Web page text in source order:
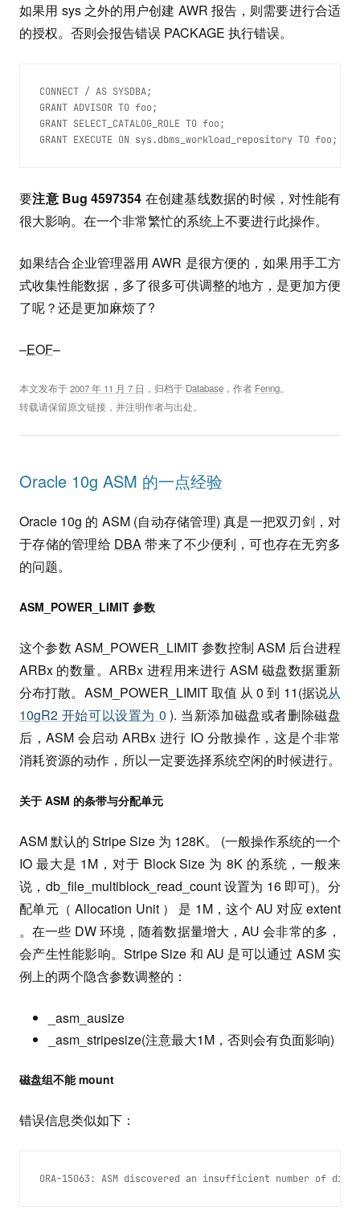
如果用 sys 之外的用户创建 AWR 报告，则需要进行合适
的授权。否则会报告错误 PACKAGE 执行错误。
CONNECT / AS SYSDBA;
GRANT ADVISOR TO foo;
GRANT SELECT_CATALOG_ROLE TO foo;
GRANT EXECUTE ON sys.dbms_workload_repository TO foo;
要注意 Bug 4597354 在创建基线数据的时候，对性能有
很大影响。在一个非常繁忙的系统上不要进行此操作。
如果结合企业管理器用 AWR 是很方便的，如果用手工方
式收集性能数据，多了很多可供调整的地方，是更加方便
了呢？还是更加麻烦了?
–EOF–
本文发布于2007 年 11 月 7 日 ，归档于 Database ，作者 Fenng。
转载请保留原文链接，并注明作者与出处。
Oracle 10g ASM 的一点经验
Oracle 10g 的 ASM (自动存储管理) 真是一把双刃剑，对
于存储的管理给 DBA带来了不少便利，可也存在无穷多
的问题。
ASM_POWER_LIMIT 参数
这个参数 ASM_POWER_LIMIT 参数控制 ASM 后台进程
ARBx 的数量。ARBx 进程用来进行 ASM 磁盘数据重新
分布打散。ASM_POWER_LIMIT 取值 从 0 到 11(据说从
10gR2 开始可以设置为 0 ). 当新添加磁盘或者删除磁盘
后，ASM 会启动 ARBx 进行 IO 分散操作，这是个非常
消耗资源的动作，所以一定要选择系统空闲的时候进行。
关于 ASM 的条带与分配单元
ASM 默认的 Stripe Size 为 128K。 (一般操作系统的一个
IO 最大是 1M，对于 Block Size 为 8K 的系统，一般来
说，db_file_multiblock_read_count 设置为 16 即可)。分
配单元（ Allocation Unit ） 是 1M，这个 AU 对应 extent
。在一些 DW 环境，随着数据量增大，AU 会非常的多，
会产生性能影响。Stripe Size 和 AU 是可以通过 ASM 实
例上的两个隐含参数调整的：
_asm_ausize
_asm_stripesize(注意最大1M，否则会有负面影响)
磁盘组不能 mount
错误信息类似如下：
ORA-15063: ASM discovered an insufficient number of